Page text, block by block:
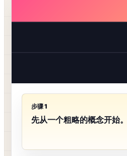
步骤 1
先从一个粗略的概念开始。